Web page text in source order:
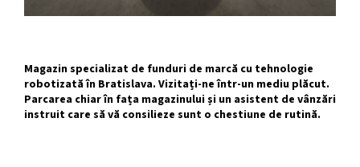
Magazin specializat de funduri de marcă cu tehnologie
robotizată în Bratislava. Vizitați-ne într-un mediu plăcut.
Parcarea chiar în fața magazinului și un asistent de vânzări
instruit care să vă consilieze sunt o chestiune de rutină.